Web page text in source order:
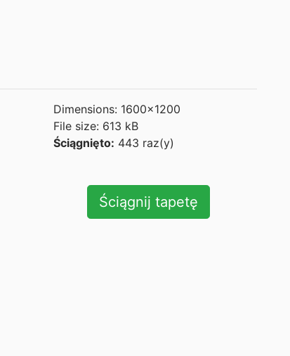
Dimensions: 1600x1200
File size: 613 kB
Ściągnięto: 443 raz(y)
Ściągnij tapetę